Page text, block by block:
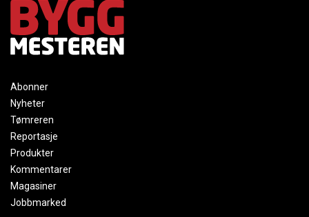
Abonner
Nyheter
Tømreren
Reportasje
Produkter
Kommentarer
Magasiner
Jobbmarked